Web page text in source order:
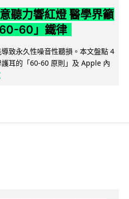
聽力響紅燈 醫學界籲
60」鐵律
致永久性噪音性聽損。本文盤點 4
耳的「60-60 原則」及 Apple 內